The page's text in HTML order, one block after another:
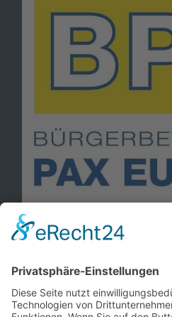
Kontakt
Mitglied werden!